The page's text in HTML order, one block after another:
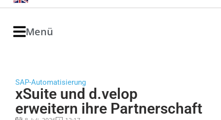
Menü
SAP-Automatisierung
xSuite und d.velop
erweitern ihre Partnerschaft